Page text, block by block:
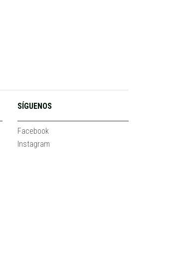
SÍGUENOS
Facebook
Instagram